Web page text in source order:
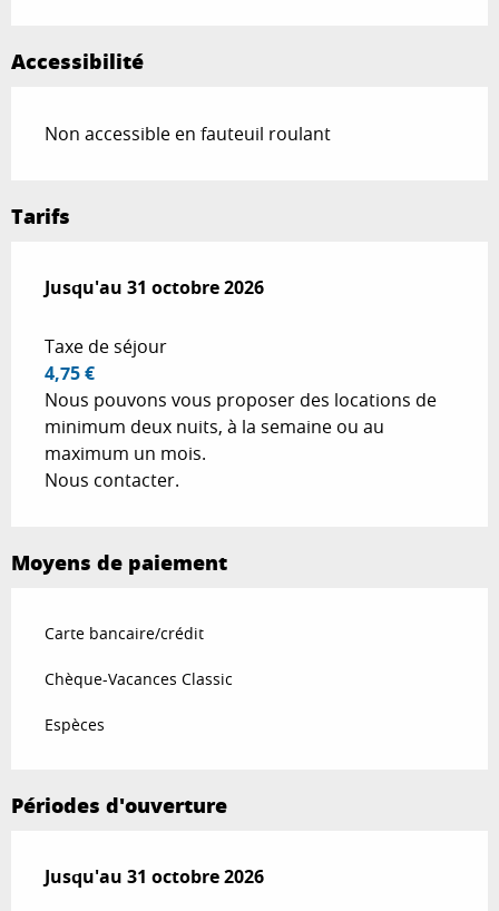
Accessibilité
Non accessible en fauteuil roulant
Tarifs
Du1 avril 2026au31 octobre 2026
Jusqu'au 31 octobre 2026
Taxe de séjour
4,75 €
Nous pouvons vous proposer des locations de
minimum deux nuits, à la semaine ou au
maximum un mois.
Nous contacter.
Moyens de paiement
Carte bancaire/crédit
Chèque-Vacances Classic
Espèces
Périodes d'ouverture
Du1 avril 2026au31 octobre 2026
Jusqu'au 31 octobre 2026